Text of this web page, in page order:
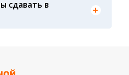
крови и т. д.) 3.
биологического
также могут стать
сдавать в
изменяться в течение
обычно проводится